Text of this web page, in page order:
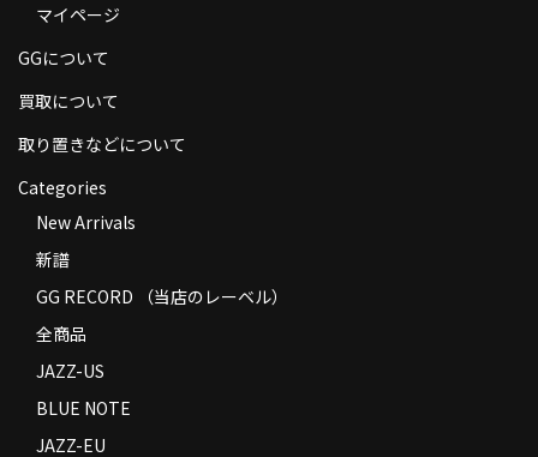
商品の発送
お支払い方法
返品
Privacy Policy
特定商取引法に基づく表示
マイページ
GGについて
買取について
取り置きなどについて
Categories
New Arrivals
新譜
GG RECORD （当店のレーベル）
全商品
JAZZ-US
BLUE NOTE
JAZZ-EU